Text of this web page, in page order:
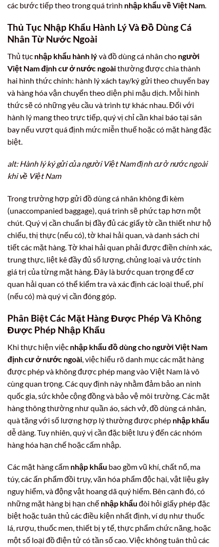
các bước tiếp theo trong quá trình nhập khẩu về Việt Nam.
Thủ Tục Nhập Khẩu Hành Lý Và Đồ Dùng Cá
Nhân Từ Nước Ngoài
Thủ tục nhập khẩu hành lývà đồ dùng cá nhân cho người
Việt Nam định cư ở nước ngoàithường được chia thành
hai hình thức chính: hành lý xách tay/ký gửi theo chuyến bay
và hàng hóa vận chuyển theo diện phi mậu dịch. Mỗi hình
thức sẽ có những yêu cầu và trình tự khác nhau. Đối với
hành lý mang theo trực tiếp, quý vị chỉ cần khai báo tại sân
bay nếu vượt quá định mức miễn thuế hoặc có mặt hàng đặc
biệt.
alt: Hành lý ký gửi của người Việt Nam định cư ở nước ngoài
khi về Việt Nam
Trong trường hợp gửi đồ dùng cá nhân không đi kèm
(unaccompanied baggage), quá trình sẽ phức tạp hơn một
chút. Quý vị cần chuẩn bị đầy đủ các giấy tờ cần thiết như hộ
chiếu, thị thực (nếu có), tờ khai hải quan, và danh sách chi
tiết các mặt hàng. Tờ khai hải quan phải được điền chính xác,
trung thực, liệt kê đầy đủ số lượng, chủng loại và ước tính
giá trị của từng mặt hàng. Đây là bước quan trọng để cơ
quan hải quan có thể kiểm tra và xác định các loại thuế, phí
(nếu có) mà quý vị cần đóng góp.
Phân Biệt Các Mặt Hàng Được Phép Và Không
Được Phép Nhập Khẩu
Khi thực hiện việc nhập khẩu đồ dùng cho người Việt Nam
định cư ở nước ngoài , việc hiểu rõ danh mục các mặt hàng
được phép và không được phép mang vào Việt Nam là vô
cùng quan trọng. Các quy định này nhằm đảm bảo an ninh
quốc gia, sức khỏe cộng đồng và bảo vệ môi trường. Các mặt
hàng thông thường như quần áo, sách vở, đồ dùng cá nhân,
quà tặng với số lượng hợp lý thường được phép nhập khẩu
dễ dàng. Tuy nhiên, quý vị cần đặc biệt lưu ý đến các nhóm
hàng hóa hạn chế hoặc cấm nhập.
Các mặt hàng cấm nhập khẩu bao gồm vũ khí, chất nổ, ma
túy, các ấn phẩm đồi trụy, văn hóa phẩm độc hại, vật liệu gây
nguy hiểm, và động vật hoang dã quý hiếm. Bên cạnh đó, có
những mặt hàng bị hạn chế nhập khẩu đòi hỏi giấy phép đặc
biệt hoặc tuân thủ các điều kiện nhất định, ví dụ như thuốc
lá, rượu, thuốc men, thiết bị y tế, thực phẩm chức năng, hoặc
một số loại đồ điện tử có tần số cao. Việc không tuân thủ các